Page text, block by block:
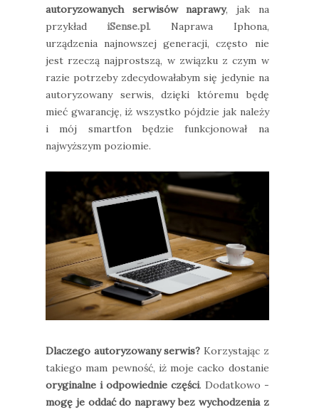
autoryzowanych serwisów naprawy, jak na
przykład iSense.pl. Naprawa Iphona,
urządzenia najnowszej generacji, często nie
jest rzeczą najprostszą, w związku z czym w
razie potrzeby zdecydowałabym się jedynie na
autoryzowany serwis, dzięki któremu będę
mieć gwarancję, iż wszystko pójdzie jak należy
i mój smartfon będzie funkcjonował na
najwyższym poziomie.
Dlaczego autoryzowany serwis? Korzystając z
takiego mam pewność, iż moje cacko dostanie
oryginalne i odpowiednie części. Dodatkowo -
mogę je oddać do naprawy bez wychodzenia z